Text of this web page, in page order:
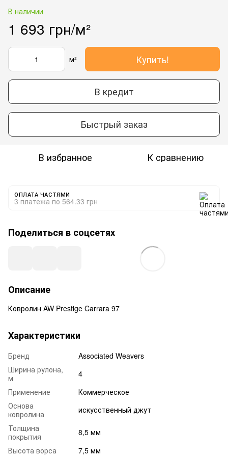
В наличии
1 693 грн/м²
м² Купить!
В кредит
Быстрый заказ
В избранное К сравнению
ОПЛАТА ЧАСТЯМИ
3 платежа по 564.33 грн
Поделиться в соцсетях
Описание
Ковролин AW Prestige Carrara 97
Характеристики
Бренд
Associated Weavers
Ширина рулона,
м
4
Применение
Коммерческое
Основа
ковролина
искусственный джут
Толщина
покрытия
8,5 мм
Высота ворса
7,5 мм